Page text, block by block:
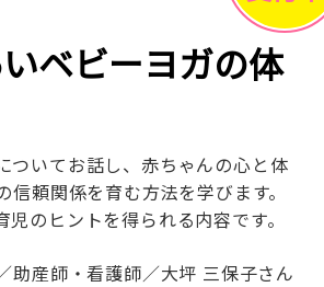
ベビーヨガの体
ついてお話し、赤ちゃんの心と体
頼関係を育む方法を学びます。
のヒントを得られる内容です。
助産師・看護師／大坪 三保子さん